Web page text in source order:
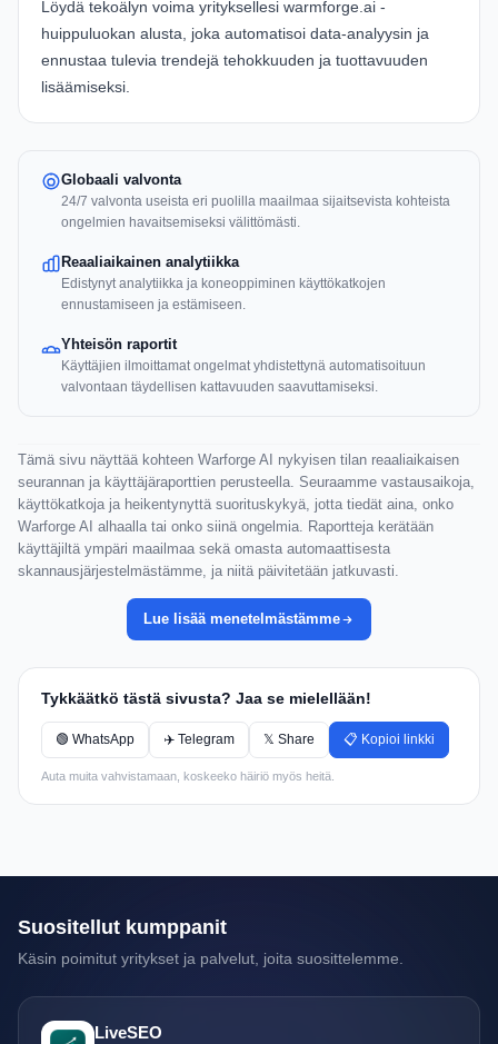
Löydä tekoälyn voima yrityksellesi warmforge.ai -
huippuluokan alusta, joka automatisoi data-analyysin ja
ennustaa tulevia trendejä tehokkuuden ja tuottavuuden
lisäämiseksi.
Globaali valvonta
24/7 valvonta useista eri puolilla maailmaa sijaitsevista kohteista
ongelmien havaitsemiseksi välittömästi.
Reaaliaikainen analytiikka
Edistynyt analytiikka ja koneoppiminen käyttökatkojen
ennustamiseen ja estämiseen.
Yhteisön raportit
Käyttäjien ilmoittamat ongelmat yhdistettynä automatisoituun
valvontaan täydellisen kattavuuden saavuttamiseksi.
Tämä sivu näyttää kohteen Warforge AI nykyisen tilan reaaliaikaisen
seurannan ja käyttäjäraporttien perusteella. Seuraamme vastausaikoja,
käyttökatkoja ja heikentynyttä suorituskykyä, jotta tiedät aina, onko
Warforge AI alhaalla tai onko siinä ongelmia. Raportteja kerätään
käyttäjiltä ympäri maailmaa sekä omasta automaattisesta
skannausjärjestelmästämme, ja niitä päivitetään jatkuvasti.
Lue lisää menetelmästämme
Tykkäätkö tästä sivusta? Jaa se mielellään!
🟢 WhatsApp ✈️ Telegram 𝕏 Share 📋 Kopioi linkki
Auta muita vahvistamaan, koskeeko häiriö myös heitä.
Suositellut kumppanit
Käsin poimitut yritykset ja palvelut, joita suosittelemme.
LiveSEO